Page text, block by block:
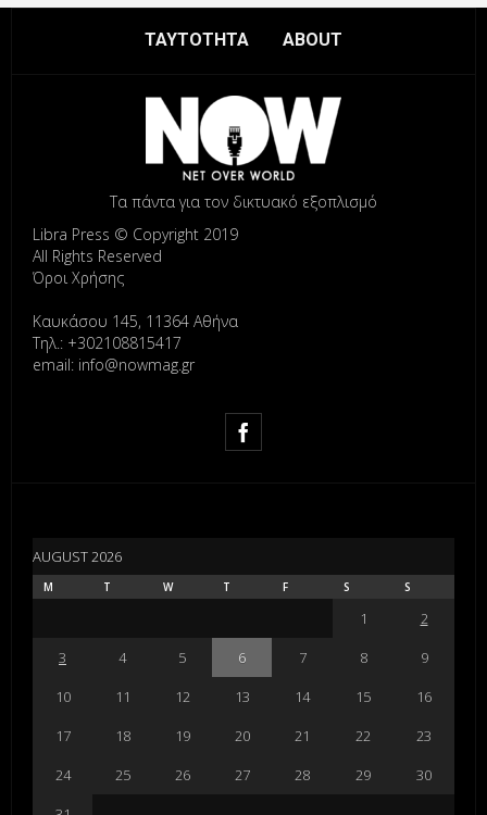
ΤΑΥΤΟΤΗΤΑ ABOUT
Τα πάντα για τον δικτυακό εξοπλισμό
Libra Press © Copyright 2019
All Rights Reserved
Όροι Χρήσης
Καυκάσου 145, 11364 Αθήνα
Τηλ.: +302108815417
email: info@nowmag.gr
AUGUST 2026
M T W T F S S
1
2
3
4 5 6 7 8
9
10
11 12 13 14 15
16
17
18 19 20 21 22
23
24
25 26 27 28 29
30